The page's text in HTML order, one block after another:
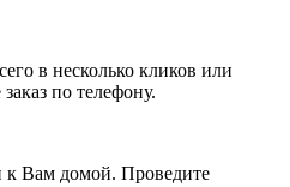
в несколько кликов или
по телефону.
к Вам домой. Проведите